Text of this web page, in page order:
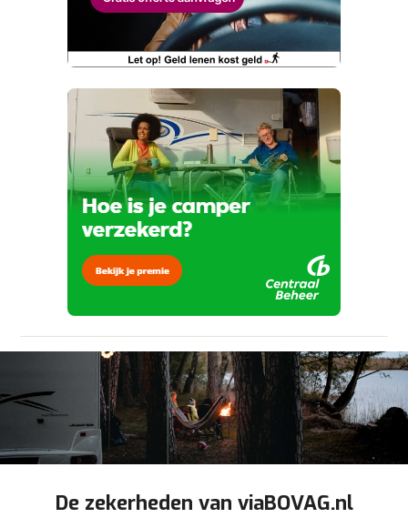
Vraag mijn proefrit aan
om je aanvraag zo goed mogelijk bij de
aanbieder te brengen. Lees hier meer over in
onzeprivacyverklaring .
Telefoonnummer (optioneel)
Verstuur mijn vraag
viaBOVAG.nl verwerkt je persoonsgegevens
om je aanvraag zo goed mogelijk bij de
aanbieder te brengen. Lees hier meer over in
onzeprivacyverklaring
Kan je ons nog meer vertellen? (optioneel)
Stuur mijn bevinding door
De zekerheden van viaBOVAG.nl